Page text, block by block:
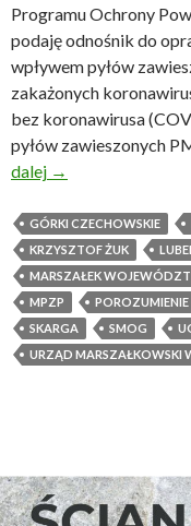
a
L
u
b
l
i
n
a
2
0
1
9
r
Programu Ochrony
podaję odnośnik do
wpływem pyłów
zakażonych
bez koronawirusa
pyłów zawieszonych
dalej Z
a
j
a
k
o
ś
i
e
→
GÓRKI CZECHOWSKIE
KRZYSZTOF ŻUK
MARSZAŁEK
MPZP
SKARGA
SMOG
URZĄD MARSZAŁKOWSKI